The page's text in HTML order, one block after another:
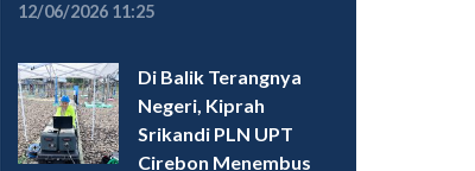
12/06/2026 11:25
Di Balik Terangnya
Negeri, Kiprah
Srikandi PLN UPT
Cirebon Menembus